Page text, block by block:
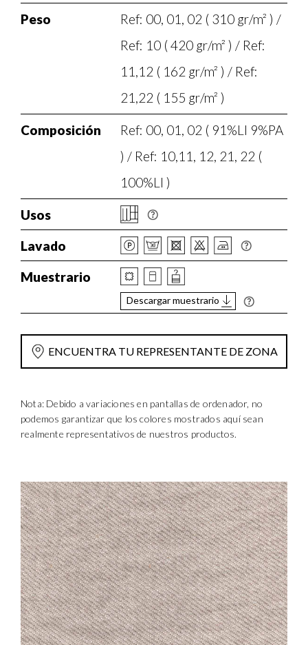
Peso
Ref: 00, 01, 02 ( 310 gr/m² ) /
Ref: 10 ( 420 gr/m² ) / Ref:
11,12 ( 162 gr/m² ) / Ref:
21,22 ( 155 gr/m² )
Composición
Ref: 00, 01, 02 ( 91%LI 9%PA
) / Ref: 10,11, 12, 21, 22 (
100%LI )
Usos
Lavado
Muestrario
Descargar muestrario
ENCUENTRA TU REPRESENTANTE DE ZONA
Nota: Debido a variaciones en pantallas de ordenador, no
podemos garantizar que los colores mostrados aquí sean
realmente representativos de nuestros productos.